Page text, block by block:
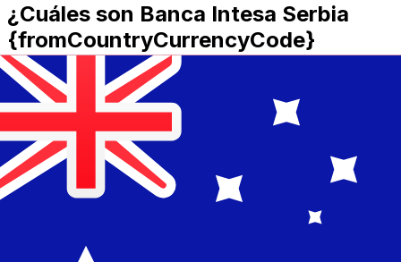
¿Cuáles son Banca Intesa Serbia
{fromCountryCurrencyCode}
{toCountryCurrencyCode} las
comisiones de transferencia?
Banca Intesa Serbia costes de transferencia
internacional de dinero de RSD a AUD dependen de
factores como el importe de la transferencia.
Normalmente, las transferencias más grandes conllevan
comisiones más bajas y mejores tipos de cambio.
Consulta la tabla comparativa para comparar Banca